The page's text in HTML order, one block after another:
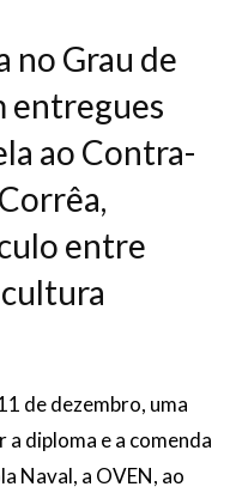
no Grau de
entregues
ao Contra-
entre
de dezembro, uma
diploma e a comenda
Naval, a OVEN, ao